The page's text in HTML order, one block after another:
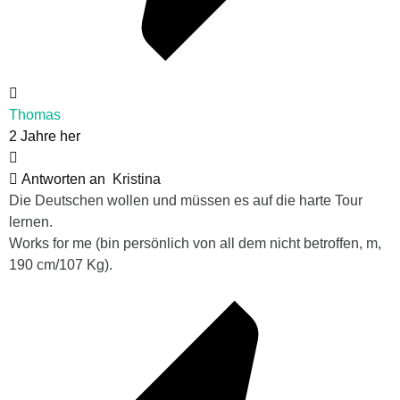
Thomas
2 Jahre her
Antworten an
Kristina
Die Deutschen wollen und müssen es auf die harte Tour
lernen.
Works for me (bin persönlich von all dem nicht betroffen, m,
190 cm/107 Kg).